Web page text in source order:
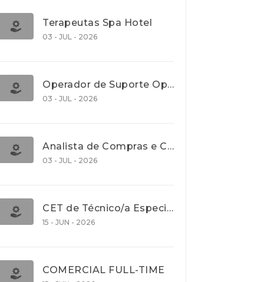
Terapeutas Spa Hotel
03 - JUL - 2026
Operador de Suporte Operacional
03 - JUL - 2026
Analista de Compras e Contratos (Banca)
03 - JUL - 2026
CET de Técnico/a Especialista em Comércio Internacional (Nível 5)
15 - JUN - 2026
COMERCIAL FULL-TIME